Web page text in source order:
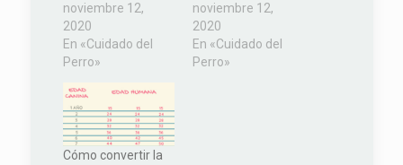
noviembre 12,
2020
En «Cuidado del
Perro»
noviembre 12,
2020
En «Cuidado del
Perro»
Cómo convertir la